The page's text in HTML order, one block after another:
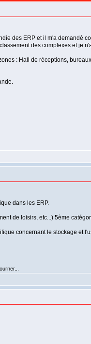
des ERP et il m'a demandé
des complexes et je
: Hall de réceptions,
dans les ERP.
de loisirs, etc...) 5ème
concernant le stockage et